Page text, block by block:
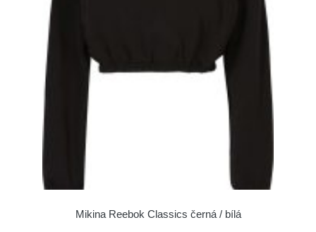
Mikina Reebok Classics černá / bílá